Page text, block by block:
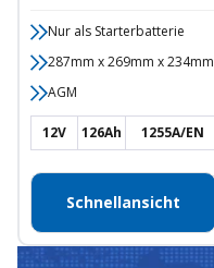
Nur als Starterbatterie
287mm x 269mm x 234mm
AGM
12V 126Ah 1255A/EN
Schnellansicht